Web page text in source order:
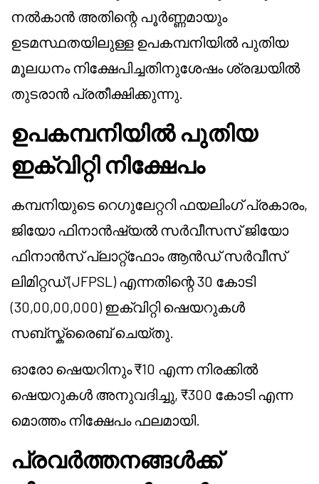
നൽകാൻ അതിന്റെ പൂർണ്ണമായും
ഉടമസ്ഥതയിലുള്ള ഉപകമ്പനിയിൽ പുതിയ
മൂലധനം നിക്ഷേപിച്ചതിനുശേഷം ശ്രദ്ധയിൽ
തുടരാൻ പ്രതീക്ഷിക്കുന്നു.
ഉപകമ്പനിയിൽ പുതിയ
ഇക്വിറ്റി നിക്ഷേപം
കമ്പനിയുടെ റെഗുലേറ്ററി ഫയലിംഗ് പ്രകാരം,
ജിയോ ഫിനാൻഷ്യൽ സർവീസസ് ജിയോ
ഫിനാൻസ് പ്ലാറ്റ്ഫോം ആൻഡ് സർവീസ്
ലിമിറ്റഡ് (JFPSL) എന്നതിന്റെ 30 കോടി
(30,00,00,000) ഇക്വിറ്റി ഷെയറുകൾ
സബ്സ്ക്രൈബ് ചെയ്തു.
ഓരോ ഷെയറിനും ₹10 എന്ന നിരക്കിൽ
ഷെയറുകൾ അനുവദിച്ചു, ₹300 കോടി എന്ന
മൊത്തം നിക്ഷേപം ഫലമായി.
പ്രവർത്തനങ്ങൾക്ക്